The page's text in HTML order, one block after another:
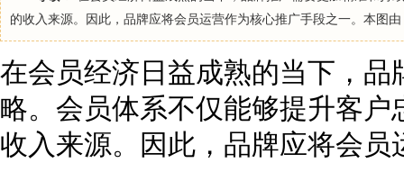
的收入来源。因此，品牌应将会员运营作为核心推广手段之一。本图由
在会员经济日益成熟的当下，
略。会员体系不仅能够提升客
收入来源。因此，品牌应将会